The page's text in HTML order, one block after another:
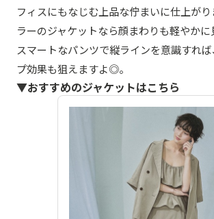
フィスにもなじむ上品な佇まいに仕上が
ラーのジャケットなら顔まわりも軽やかに
スマートなパンツで縦ラインを意識すれ
プ効果も狙えますよ◎。
▼おすすめのジャケットはこちら